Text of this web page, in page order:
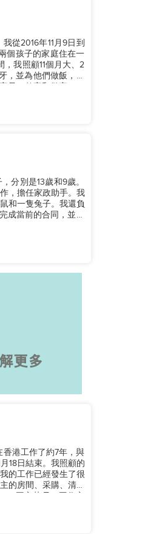
，並為他們做飯，以
，擔任家政助手。我
和一隻兔子。我還負
成當前的合同，並積
港工作了約7年，與
18日結束。我照顧的
的工作已經發生了很
的房間、采購、清潔